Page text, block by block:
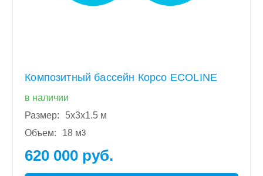
Композитный бассейн Корсо ECOLINE
в наличии
Размер:
5x3x1.5 м
Объем:
18 м3
620 000 руб.